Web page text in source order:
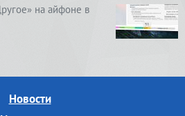
на айфоне в
Новости